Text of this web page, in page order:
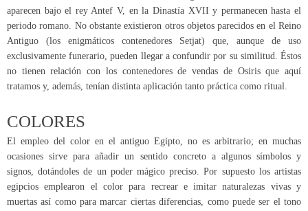
aparecen bajo el rey Antef V, en la Dinastía XVII y permanecen hasta el
periodo romano. No obstante existieron otros objetos parecidos en el Reino
Antiguo (los enigmáticos contenedores Setjat) que, aunque de uso
exclusivamente funerario, pueden llegar a confundir por su similitud. Éstos
no tienen relación con los contenedores de vendas de Osiris que aquí
tratamos y, además, tenían distinta aplicación tanto práctica como ritual.
COLORES
El empleo del color en el antiguo Egipto, no es arbitrario; en muchas
ocasiones sirve para añadir un sentido concreto a algunos símbolos y
signos, dotándoles de un poder mágico preciso. Por supuesto los artistas
egipcios emplearon el color para recrear e imitar naturalezas vivas y
muertas así como para marcar ciertas diferencias, como puede ser el tono